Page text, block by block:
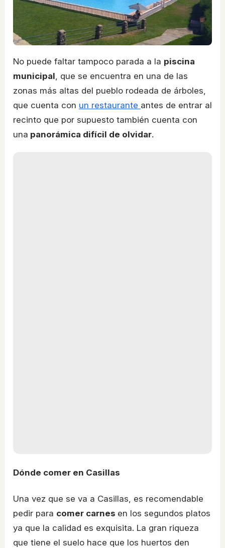
No puede faltar tampoco parada a la piscina
municipal, que se encuentra en una de las
zonas más altas del pueblo rodeada de árboles,
que cuenta con un restaurante antes de entrar al
recinto que por supuesto también cuenta con
una panorámica difícil de olvidar.
Dónde comer en Casillas
Una vez que se va a Casillas, es recomendable
pedir para comer carnes en los segundos platos
ya que la calidad es exquisita. La gran riqueza
que tiene el suelo hace que los huertos den